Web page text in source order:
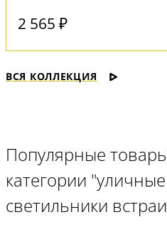
2 565 ₽
ВСЯ КОЛЛЕКЦИЯ
Популярные
категории "уличные
светильники